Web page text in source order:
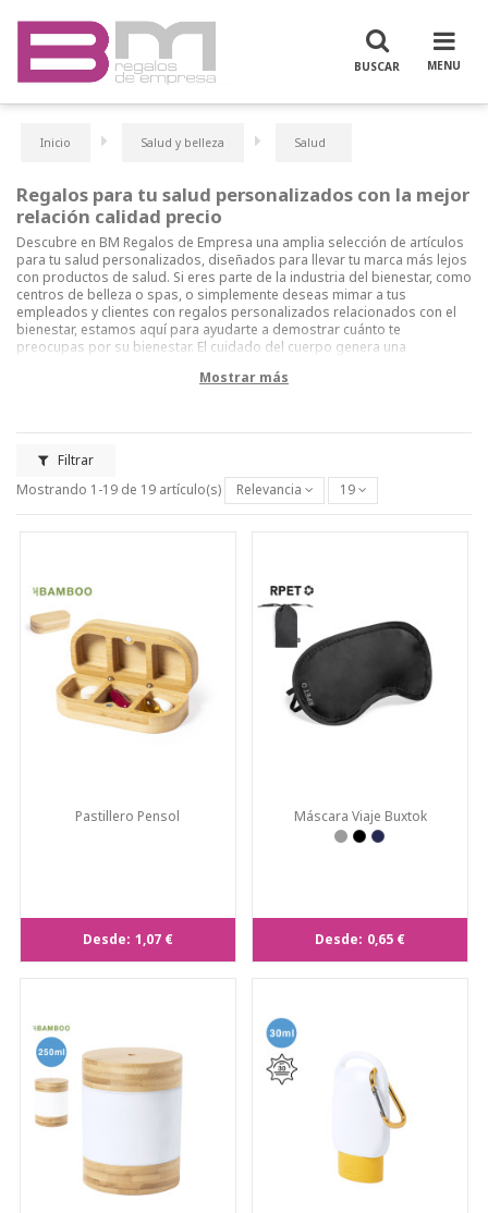
Inicio Salud y belleza Salud
Regalos para tu salud personalizados con la mejor
relación calidad precio
Descubre en BM Regalos de Empresa una amplia selección de artículos
para tu salud personalizados, diseñados para llevar tu marca más lejos
con productos de salud. Si eres parte de la industria del bienestar, como
centros de belleza o spas, o simplemente deseas mimar a tus
empleados y clientes con regalos personalizados relacionados con el
bienestar, estamos aquí para ayudarte a demostrar cuánto te
preocupas por su bienestar. El cuidado del cuerpo genera una
sección, encontrarás una variedad de productos, desde pastilleros
juegos de manicura prácticos, velas aromáticas perfumadas y juegos
de baño. Simplemente envíanos un correo electrónico con tu logo y te
proporcionaremos una muestra virtual del producto personalizado que
has seleccionado, junto con un presupuesto.
Mostrar más
Filtrar
Mostrando 1-19 de 19 artículo(s)
Relevancia 19
Pastillero Pensol
Desde: 1,07 €
Máscara Viaje Buxtok
Desde: 0,65 €